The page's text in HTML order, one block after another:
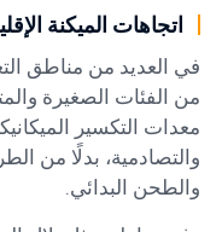
اتجاهات الميكنة
في العديد من مناطق
من الفئات الصغيرة
معدات التكسير
والتصادمية، بدلًا من
والطحن البدائي.